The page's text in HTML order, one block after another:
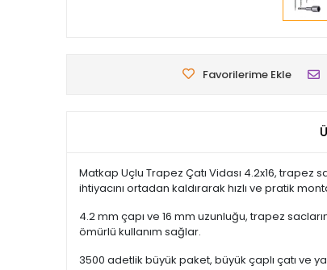
Favorilerime Ekle
Matkap Uçlu Trapez Çatı Vidası 4.2x16,
ihtiyacını ortadan kaldırarak hızlı ve pratik
4.2 mm çapı ve 16 mm uzunluğu, trapez
ömürlü kullanım sağlar.
3500 adetlik büyük paket, büyük çaplı çatı ve